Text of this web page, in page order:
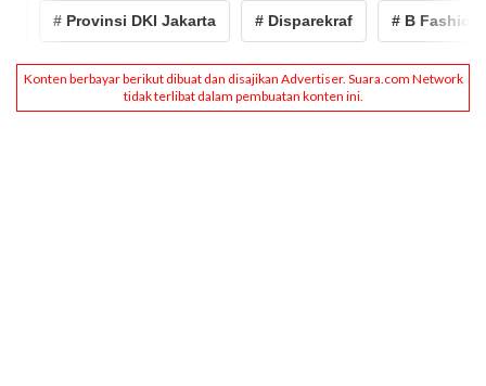
# Provinsi DKI Jakarta # Disparekraf # B Fashion